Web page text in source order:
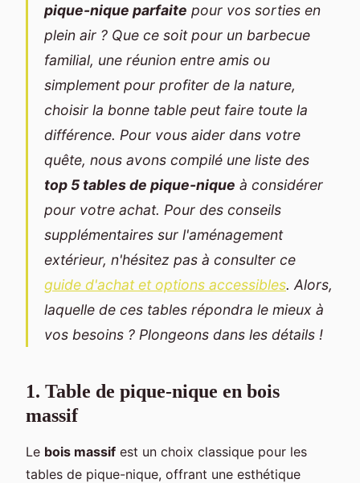
pique-nique parfaite pour vos sorties en
plein air ? Que ce soit pour un barbecue
familial, une réunion entre amis ou
simplement pour profiter de la nature,
choisir la bonne table peut faire toute la
différence. Pour vous aider dans votre
quête, nous avons compilé une liste des
top 5 tables de pique-nique à considérer
pour votre achat. Pour des conseils
supplémentaires sur l'aménagement
extérieur, n'hésitez pas à consulter ce
guide d'achat et options accessibles. Alors,
laquelle de ces tables répondra le mieux à
vos besoins ? Plongeons dans les détails !
1. Table de pique-nique en bois
massif
Le bois massif est un choix classique pour les
tables de pique-nique, offrant une esthétique